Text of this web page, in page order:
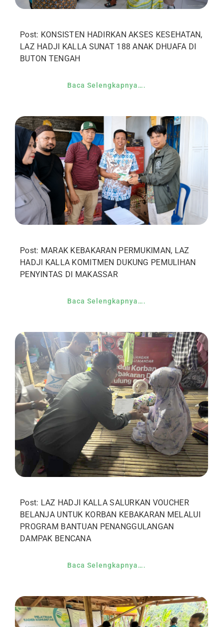
Post: KONSISTEN HADIRKAN AKSES KESEHATAN,
LAZ HADJI KALLA SUNAT 188 ANAK DHUAFA DI
BUTON TENGAH
Baca Selengkapnya….
Post: MARAK KEBAKARAN PERMUKIMAN, LAZ
HADJI KALLA KOMITMEN DUKUNG PEMULIHAN
PENYINTAS DI MAKASSAR
Baca Selengkapnya….
Post: LAZ HADJI KALLA SALURKAN VOUCHER
BELANJA UNTUK KORBAN KEBAKARAN MELALUI
PROGRAM BANTUAN PENANGGULANGAN
DAMPAK BENCANA
Baca Selengkapnya….